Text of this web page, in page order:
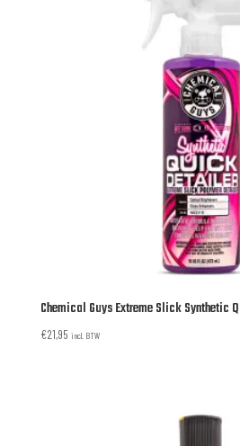
Chemical Guys Extreme Slick Synthetic
€21,95 incl. BTW